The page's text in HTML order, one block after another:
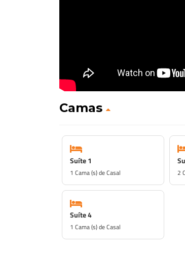
Camas
Suíte 1
1 Cama (s) de Casal 2
Suíte 4
1 Cama (s) de Casal